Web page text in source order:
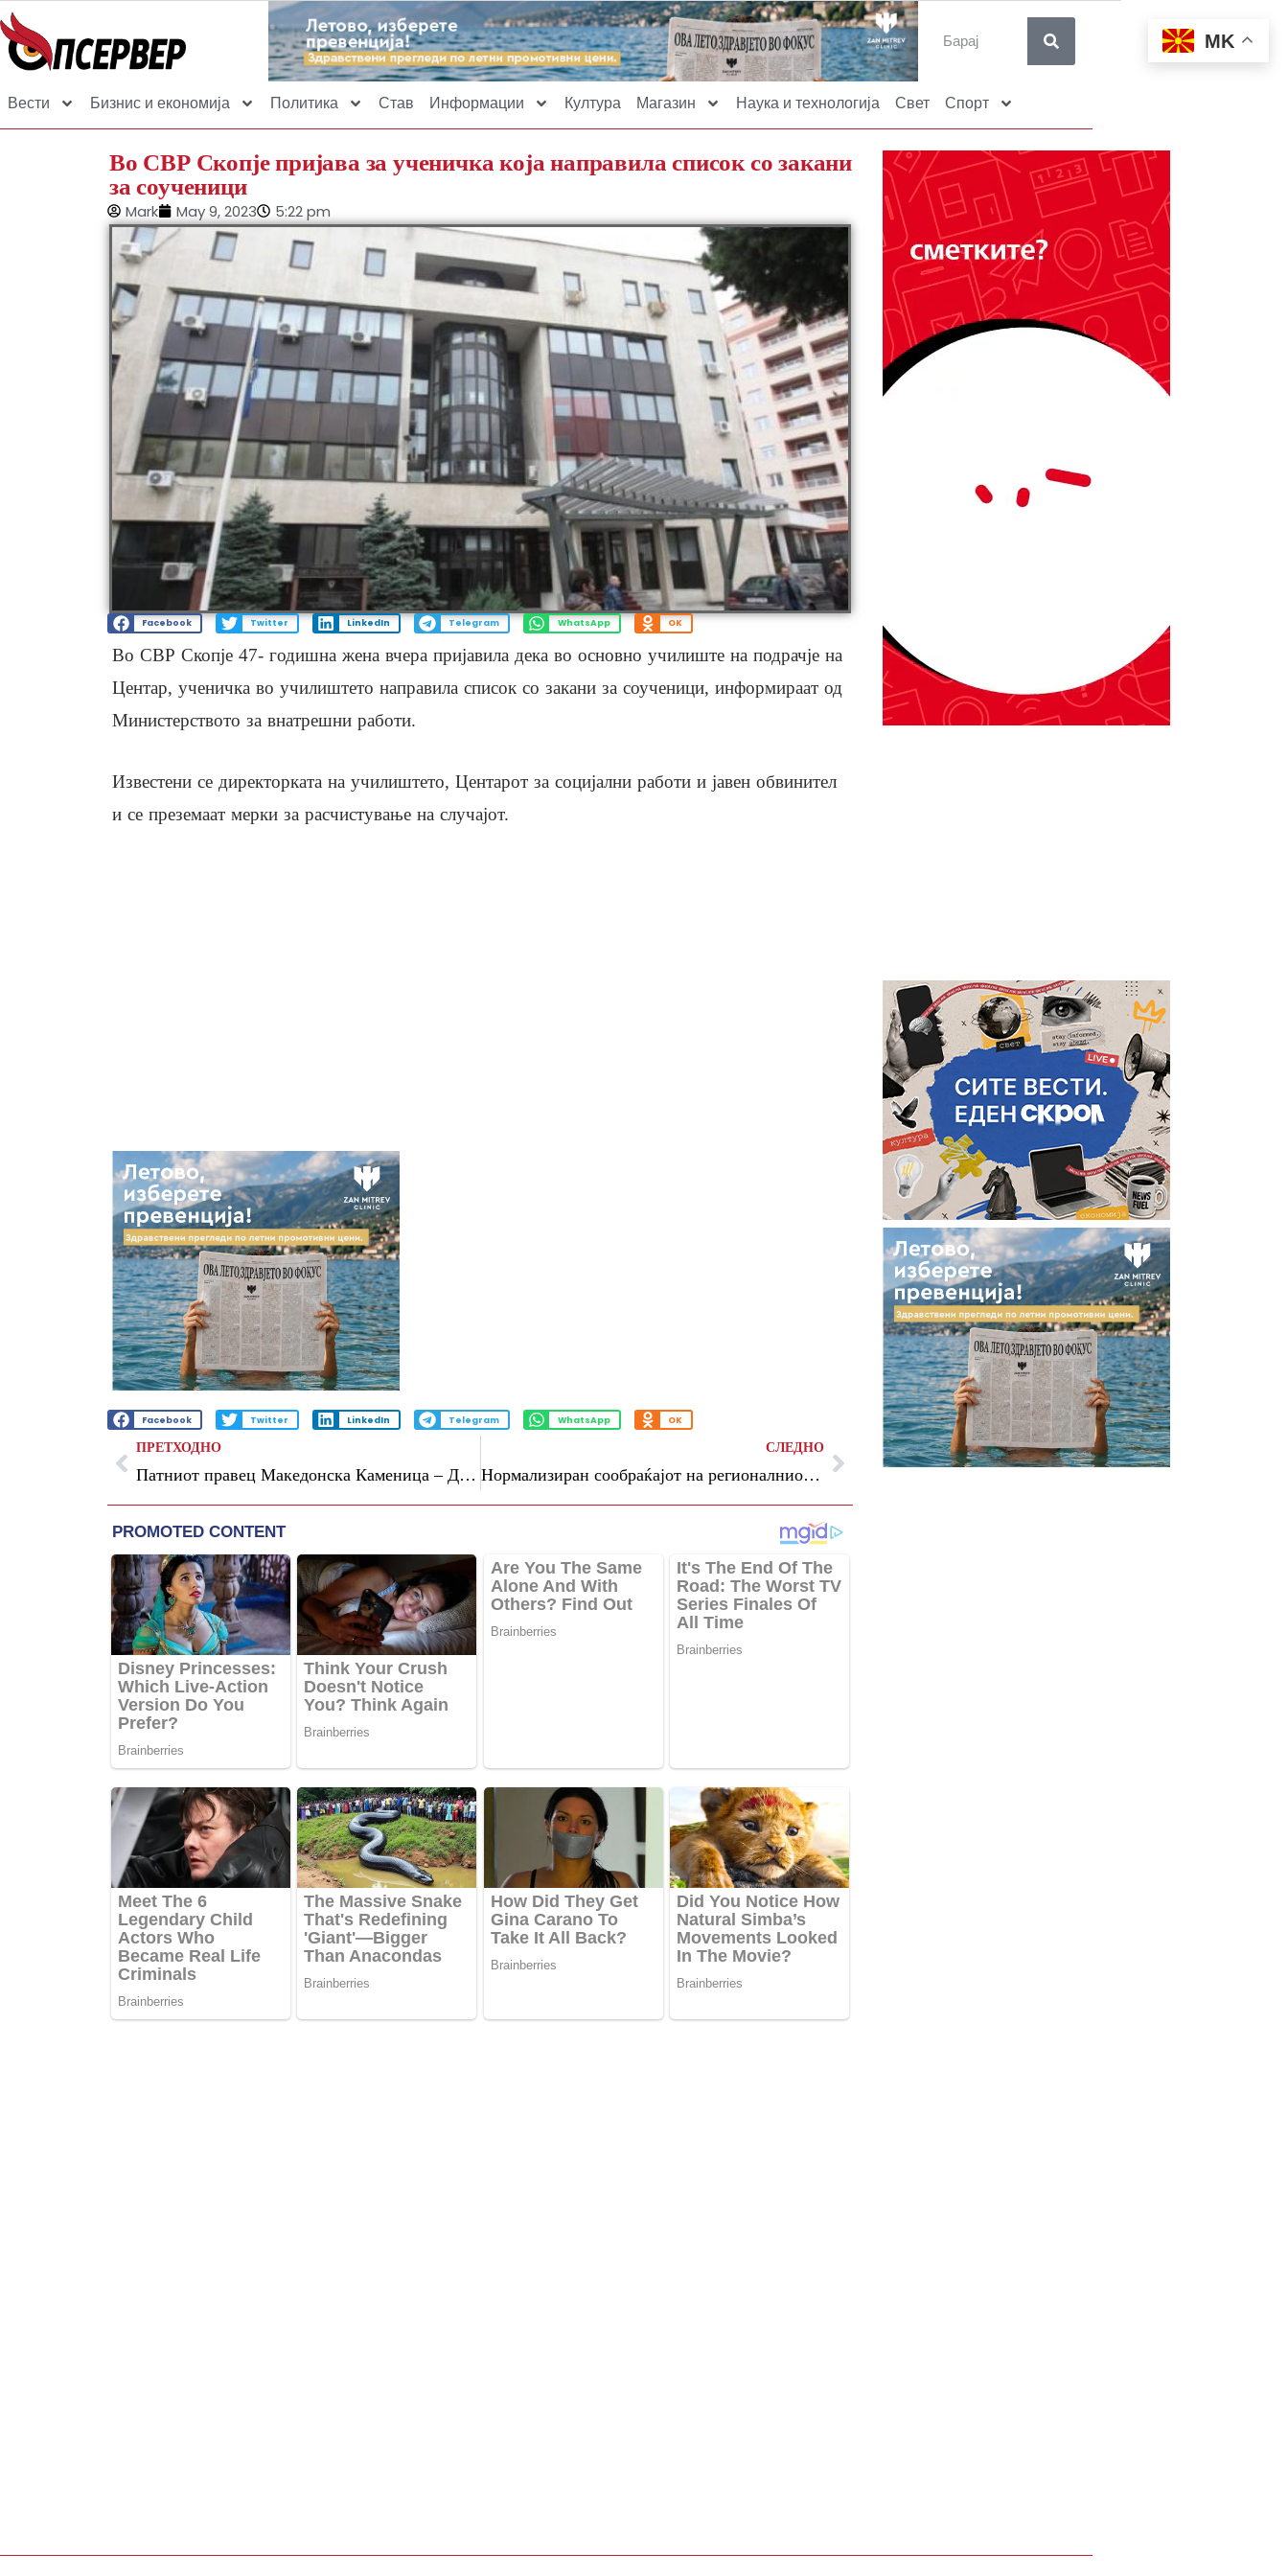
Вести Бизнис и економија Политика Став Информации Култура Магазин Наука и технологија Свет Спорт
Во СВР Скопје пријава за ученичка која направила список со закани
за соученици
Mark May 9, 2023 5:22 pm
Facebook Twitter LinkedIn Telegram WhatsApp OK
Во СВР Скопје 47- годишна жена вчера пријавила дека во основно училиште на подрачје на
Центар, ученичка во училиштето направила список со закани за соученици, информираат од
Министерството за внатрешни работи.
Известени се директорката на училиштето, Центарот за социјални работи и јавен обвинител
и се преземаат мерки за расчистување на случајот.
Facebook Twitter LinkedIn Telegram WhatsApp OK
ПРЕТХОДНО
Патниот правец Македонска Каменица – Делчево во целосен прекин поради сообраќајка
СЛЕДНО
Нормализиран сообраќајот на регионалниот пат Делчево – Македонска Каменица
MK